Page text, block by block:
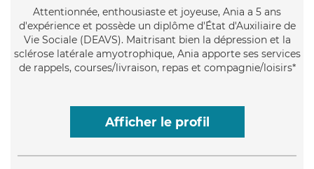
Attentionnée, enthousiaste et joyeuse, Ania a 5 ans
d'expérience et possède un diplôme d'État d'Auxiliaire de
Vie Sociale (DEAVS). Maitrisant bien la dépression et la
sclérose latérale amyotrophique, Ania apporte ses services
de rappels, courses/livraison, repas et compagnie/loisirs*
Afficher le profil